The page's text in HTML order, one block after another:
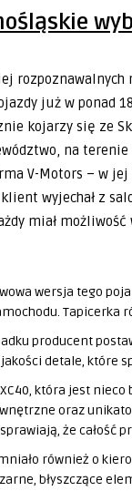
rozpoznawalnych
już w ponad
kojarzy się ze
na
V-Motors – w
wyjechał z
miał
wersja tego
Tapicerka
producent
detale, które
która jest
oraz
że całość
również o
błyszczące